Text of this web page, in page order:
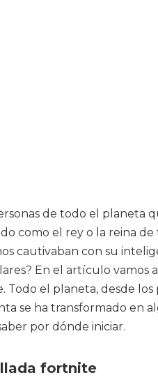
de todo el
como el rey o la
cautivaban con su
En el artículo
el planeta, desde
se ha transformado en
por dónde iniciar.
fortnite